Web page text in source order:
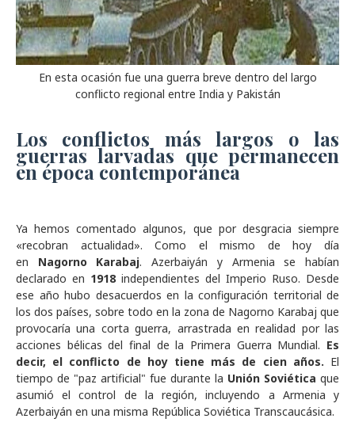
En esta ocasión fue una guerra breve dentro del largo
conflicto regional entre India y Pakistán
Los conflictos más largos o las
guerras larvadas que permanecen
en época contemporánea
Ya hemos comentado algunos, que por desgracia siempre
«recobran actualidad». Como el mismo de hoy día
en Nagorno Karabaj. Azerbaiyán y Armenia se habían
declarado en 1918independientes del Imperio Ruso. Desde
ese año hubo desacuerdos en la configuración territorial de
los dos países, sobre todo en la zona de Nagorno Karabaj que
provocaría una corta guerra, arrastrada en realidad por las
acciones bélicas del final de la Primera Guerra Mundial. Es
decir, el conflicto de hoy tiene más de cien años. El
tiempo de "paz artificial" fue durante la Unión Soviética que
asumió el control de la región, incluyendo a Armenia y
Azerbaiyán en una misma República Soviética Transcaucásica.